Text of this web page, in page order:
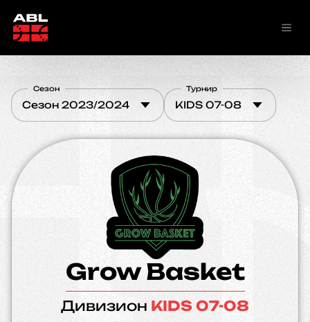
Сезон 2023/2024
Сезон
KIDS 07-08
Турнир
Grow Basket
Дивизион KIDS 07-08